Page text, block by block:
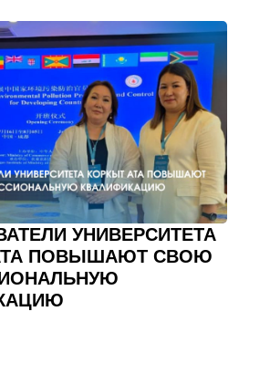
УНИВЕРСИТЕТА
ПОВЫШАЮТ СВОЮ